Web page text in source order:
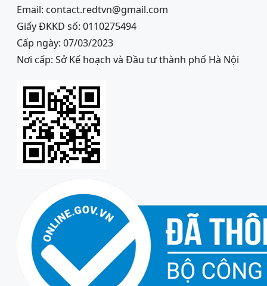
Email: contact.redtvn@gmail.com
Giấy ĐKKD số: 0110275494
Cấp ngày: 07/03/2023
Nơi cấp: Sở Kế hoạch và Đầu tư thành phố Hà Nội